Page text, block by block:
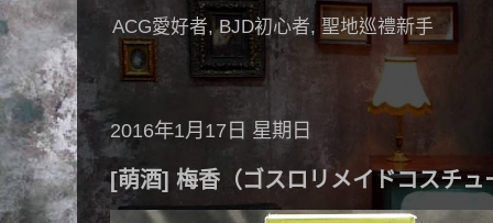
ACG愛好者, BJD初心者, 聖地巡禮新手
2016年1月17日 星期日
[萌酒] 梅香（ゴスロリメイドコスチュ